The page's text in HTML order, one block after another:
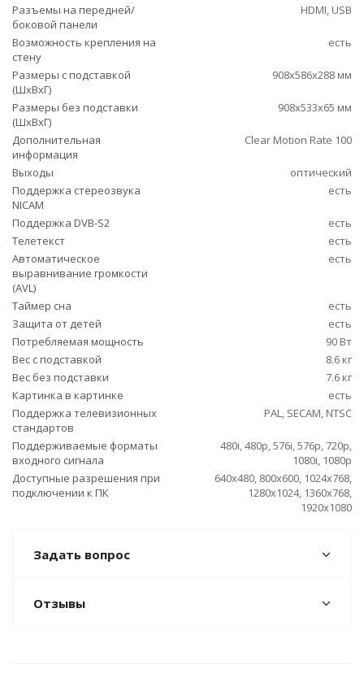
Разъемы на передней/
боковой панели
HDMI, USB
Возможность крепления на
стену
есть
Размеры с подставкой
(ШxВxГ)
908x586x288 мм
Размеры без подставки
(ШxВxГ)
908x533x65 мм
Дополнительная
информация
Clear Motion Rate 100
Выходы
оптический
Поддержка стереозвука
NICAM
есть
Поддержка DVB-S2
есть
Телетекст
есть
Автоматическое
выравнивание громкости
(AVL)
есть
Таймер сна
есть
Защита от детей
есть
Потребляемая мощность
90 Вт
Вес с подставкой
8.6 кг
Вес без подставки
7.6 кг
Картинка в картинке
есть
Поддержка телевизионных
стандартов
PAL, SECAM, NTSC
Поддерживаемые форматы
входного сигнала
480i, 480p, 576i, 576p, 720p,
1080i, 1080p
Доступные разрешения при
подключении к ПК
640x480, 800x600, 1024x768,
1280x1024, 1360x768,
1920x1080
Задать вопрос
Отзывы